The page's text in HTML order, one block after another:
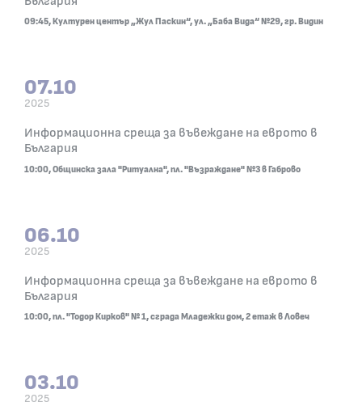
09:45, Културен център „Жул Паскин“, ул. „Баба Вида“ №29, гр. Видин
07.10
2025
07.10.2025
Информационна среща за въвеждане на еврото в
България10:00, Общинска зала "Ритуална", пл.
10:00, Общинска зала "Ритуална", пл. "Възраждане" №3 в Габрово
06.10
2025
06.10.2025
Информационна среща за въвеждане на еврото в
България10:00, пл. "Тодор Кирков" № 1, сграда Младежки
10:00, пл. "Тодор Кирков" № 1, сграда Младежки дом, 2 етаж в Ловеч
03.10
2025